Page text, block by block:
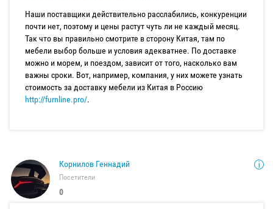
Наши поставщики действительно расслабились, конкуренции
почти нет, поэтому и цены растут чуть ли не каждый месяц.
Так что вы правильно смотрите в сторону Китая, там по
мебели выбор больше и условия адекватнее. По доставке
можно и морем, и поездом, зависит от того, насколько вам
важны сроки. Вот, например, компания, у них можете узнать
стоимость за доставку мебели из Китая в Россию
http://furnline.pro/.
Корнилов Геннадий
Посетители
0